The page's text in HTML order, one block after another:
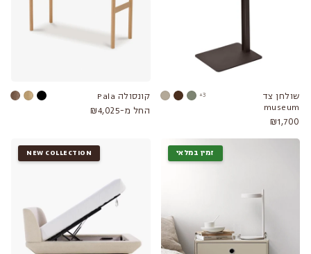
שולחן צד
museum
3+
₪1,700
קונסולה Pala
החל מ-₪4,025
זמין במלאי NEW COLLECTION